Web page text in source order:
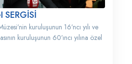
SERGİSİ
kuruluşunun 16’ncı yılı ve
kuruluşunun 60’ıncı yılına özel